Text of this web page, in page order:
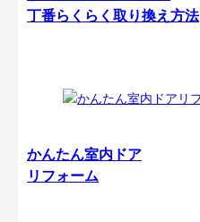
丁番らくらく取り換え方法
かんたん室内ドア
リフォーム